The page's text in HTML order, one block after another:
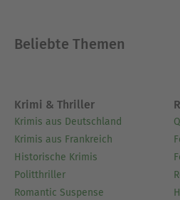
Beliebte Themen
Krimi & Thriller
Krimis aus Deutschland
Krimis aus Frankreich
Historische Krimis
Politthriller
Romantic Suspense